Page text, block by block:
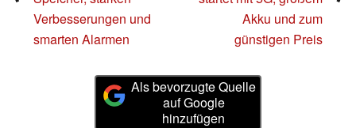
Verbesserungen und
smarten Alarmen
Akku und zum
günstigen Preis
Als bevorzugte Quelle
auf Google
hinzufügen